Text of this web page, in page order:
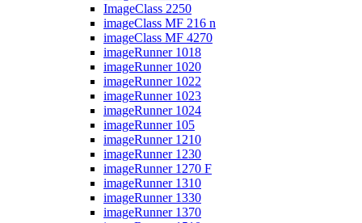
ImageClass 2250
imageClass MF 216 n
imageClass MF 4270
imageRunner 1018
imageRunner 1020
imageRunner 1022
imageRunner 1023
imageRunner 1024
imageRunner 105
imageRunner 1210
imageRunner 1230
imageRunner 1270 F
imageRunner 1310
imageRunner 1330
imageRunner 1370